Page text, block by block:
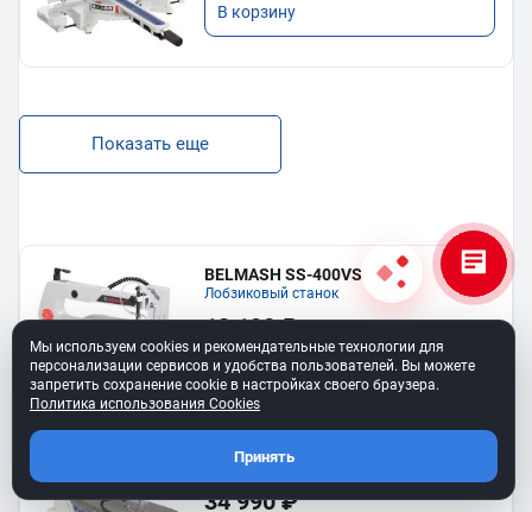
В корзину
Показать еще
BELMASH SS-400VS
Лобзиковый станок
13 190 ₽
В корзину
530VSP
34 990 ₽
Мы используем cookies и рекомендательные технологии для
персонализации сервисов и удобства пользователей. Вы можете
запретить сохранение cookie в настройках своего браузера.
Политика использования Cookies
Принять